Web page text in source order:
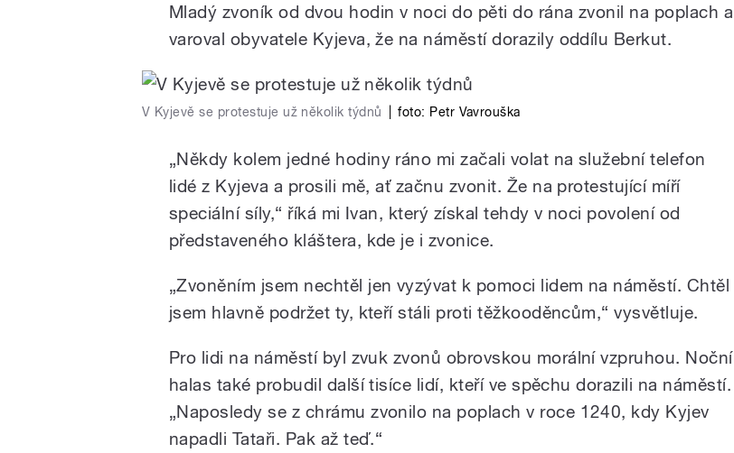
Mladý zvoník od dvou hodin v noci do pěti do rána zvonil na poplach a
varoval obyvatele Kyjeva, že na náměstí dorazily oddílu Berkut.
V Kyjevě se protestuje už několik týdnů foto: Petr Vavrouška
„Někdy kolem jedné hodiny ráno mi začali volat na služební telefon
lidé z Kyjeva a prosili mě, ať začnu zvonit. Že na protestující míří
speciální síly,“ říká mi Ivan, který získal tehdy v noci povolení od
představeného kláštera, kde je i zvonice.
„Zvoněním jsem nechtěl jen vyzývat k pomoci lidem na náměstí. Chtěl
jsem hlavně podržet ty, kteří stáli proti těžkooděncům,“ vysvětluje.
Pro lidi na náměstí byl zvuk zvonů obrovskou morální vzpruhou. Noční
halas také probudil další tisíce lidí, kteří ve spěchu dorazili na náměstí.
„Naposledy se z chrámu zvonilo na poplach v roce 1240, kdy Kyjev
napadli Tataři. Pak až teď.“